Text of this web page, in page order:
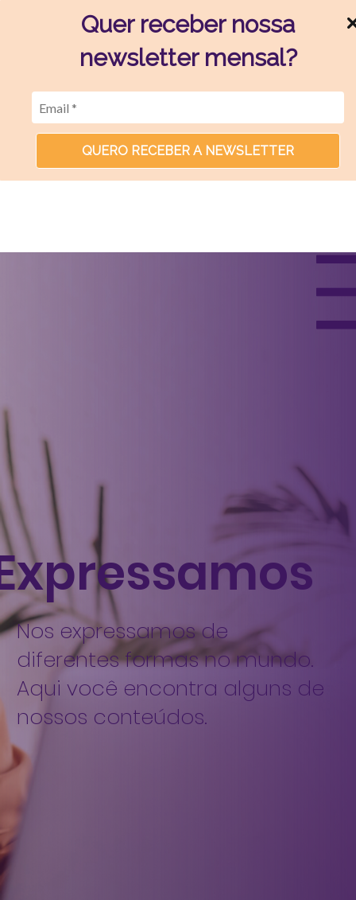
Quer receber nossa
newsletter mensal?
QUERO RECEBER A NEWSLETTER
Nos expressamos de
diferentes formas no mundo.
Aqui você encontra alguns de
nossos conteúdos.